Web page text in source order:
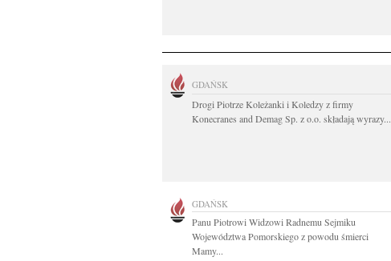
GDAŃSK
Drogi Piotrze Koleżanki i Koledzy z firmy
Konecranes and Demag Sp. z o.o. składają wyrazy...
GDAŃSK
Panu Piotrowi Widzowi Radnemu Sejmiku
Województwa Pomorskiego z powodu śmierci
Mamy...